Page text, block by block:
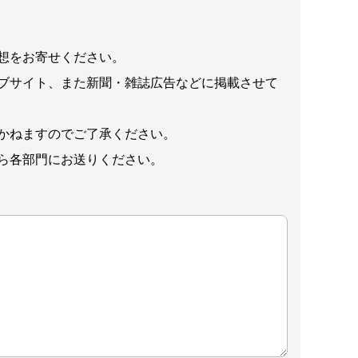
をお寄せください。
サイト、また新聞・雑誌広告などに掲載させて
ますのでご了承ください。
各部門にお送りください。